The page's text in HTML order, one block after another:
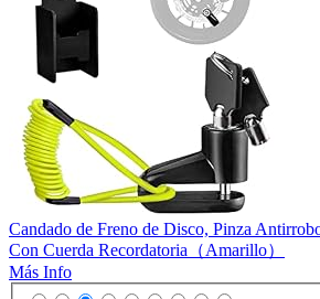
Candado de Freno de Disco, Pinza
Con Cuerda Recordatoria（Amarillo）
Más Info